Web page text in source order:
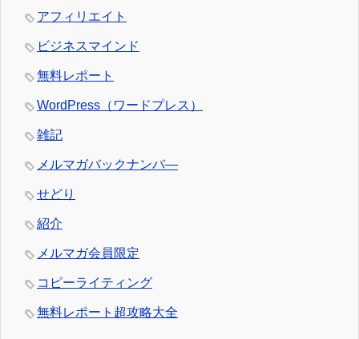
アフィリエイト
ビジネスマインド
無料レポート
WordPress（ワードプレス）
雑記
メルマガバックナンバ―
せどり
紹介
メルマガ会員限定
コピーライティング
無料レポート超攻略大全